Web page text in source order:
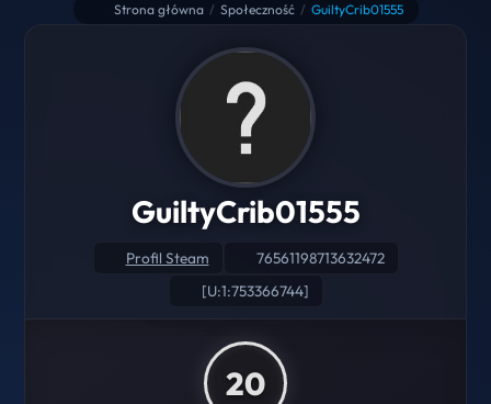
Strona główna / Społeczność / GuiltyCrib01555
GuiltyCrib01555
Profil Steam
76561198713632472
[U:1:753366744]
20